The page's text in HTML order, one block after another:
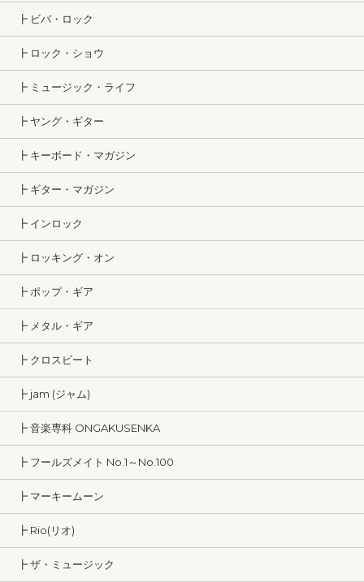
┣ ビバ・ロック
┣ ロック・ショウ
┣ ミュージック・ライフ
┣ ヤング・ギター
┣ キーボード・マガジン
┣ ギター・マガジン
┣ インロック
┣ ロッキング・オン
┣ ポップ・ギア
┣ メタル・ギア
┣ クロスビート
┣ jam (ジャム)
┣ 音楽専科 ONGAKUSENKA
┣ フールズメイト No.1～No.100
┣ マーキームーン
┣ Rio(リオ)
┣ ザ・ミュージック